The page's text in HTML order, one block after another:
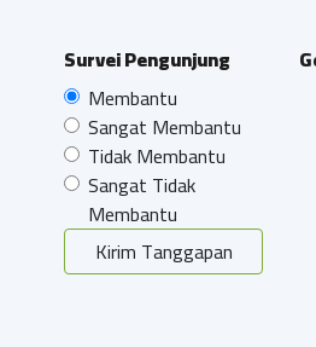
Survei Pengunjung
Membantu
Sangat Membantu
Tidak Membantu
Sangat Tidak
Membantu
Kirim Tanggapan